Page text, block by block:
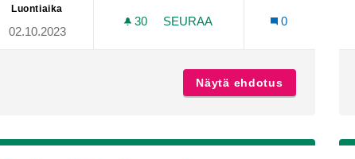
Luontiaika
02.10.2023
30 30 SEURAAJAA
SEURAA
0
Näytä ehdotus